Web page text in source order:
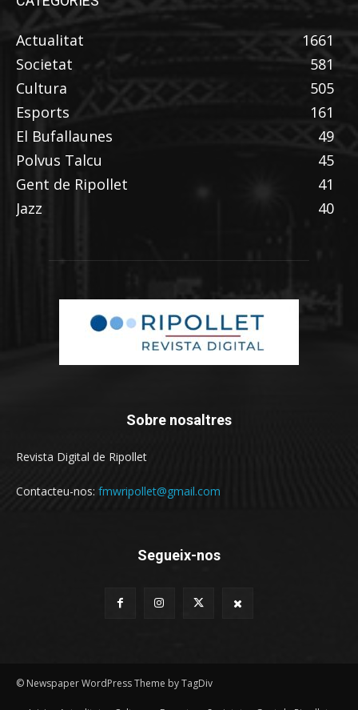
Actualitat
1661
Societat
581
Cultura
505
Esports
161
El Bufallaunes
49
Polvus Talcu
45
Gent de Ripollet
41
Jazz
40
Sobre nosaltres
Revista Digital de Ripollet
Contacteu-nos: fmwripollet@gmail.com
Segueix-nos
© Newspaper WordPress Theme by TagDiv